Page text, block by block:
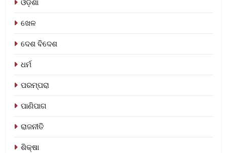
ଓଡ଼ିଶା
ଖେଳ
ଦେଶ ବିଦେଶ
ଧର୍ମ
ପରମ୍ପରା
ପାଣିପାଗ
ରାଜନୀତି
ଶିକ୍ଷା